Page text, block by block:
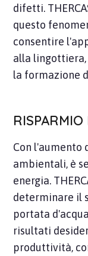
difetti.
questo
consentire
alla
la formazione
RISPARMIO
Con l'aumento
ambientali, è
energia.
determinare il
portata
risultati
produttività,